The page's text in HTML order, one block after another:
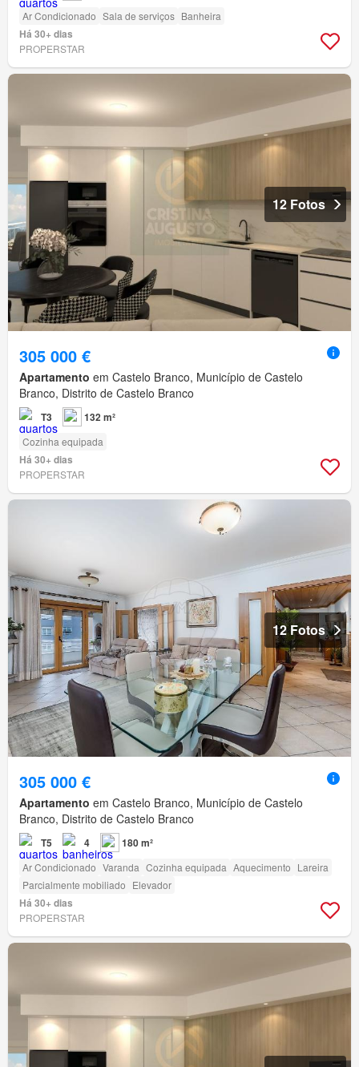
Ar Condicionado Sala de serviços Banheira
Há 30+ dias
PROPERSTAR
12 Fotos
305 000 €
Apartamento em Castelo Branco, Município de Castelo
Branco, Distrito de Castelo Branco
T3 132 m²
Cozinha equipada
Há 30+ dias
PROPERSTAR
12 Fotos
305 000 €
Apartamento em Castelo Branco, Município de Castelo
Branco, Distrito de Castelo Branco
T5 4 180 m²
Ar Condicionado Varanda Cozinha equipada Aquecimento Lareira
Parcialmente mobiliado Elevador
Há 30+ dias
PROPERSTAR